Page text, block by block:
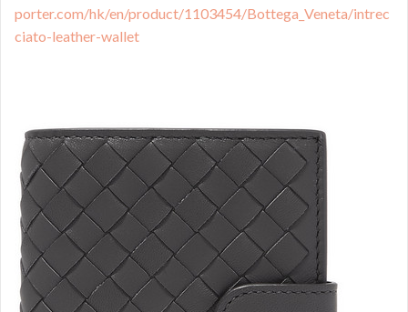
porter.com/hk/en/product/1103454/Bottega_Veneta/intrec
ciato-leather-wallet